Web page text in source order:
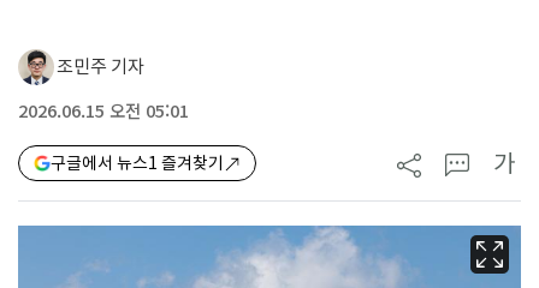
조민주 기자
2026.06.15 오전 05:01
구글에서 뉴스1 즐겨찾기 가